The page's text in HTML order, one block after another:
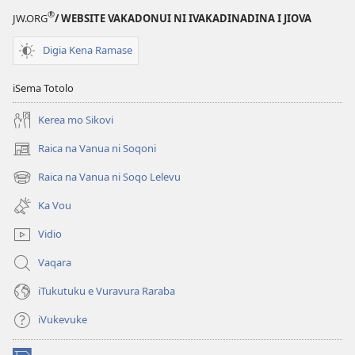
Vuravura
JW.ORG®/ WEBSITE VAKADONUI NI IVAKADINADINA I JIOVA
Digia Kena Ramase
iSema Totolo
Kerea mo Sikovi
Raica na Vanua ni Soqoni
(opens
new
window)
Raica na Vanua ni Soqo Lelevu
(opens
new
window)
Ka Vou
Vidio
Vaqara
iTukutuku e Vuravura Raraba
iVukevuke